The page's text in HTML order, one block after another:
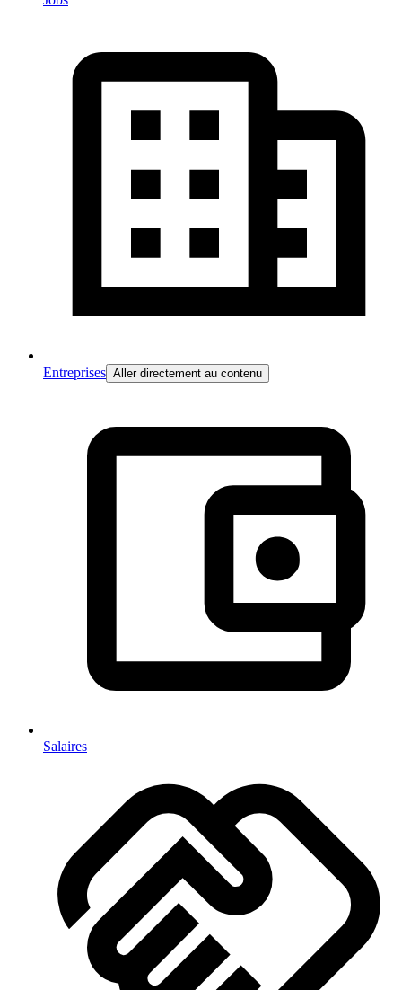
Entreprises Aller directement au contenu
Salaires